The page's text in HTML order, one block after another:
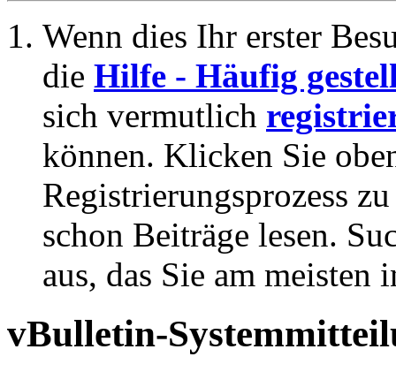
Wenn dies Ihr erster
die Hilfe - Häufig
sich vermutlich
können. Klicken Sie
Registrierungsprozess
schon Beiträge lesen.
aus, das Sie am meisten
vBulletin-